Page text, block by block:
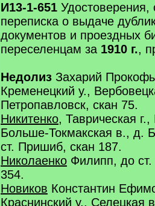
И13-1-651 Удостоверения,
переписка о выдаче
документов и проездных
переселенцам за 1910 г.,
Недолиз Захарий
Кременецкий у.,
Петропавловск, скан 75.
Никитенко, Таврическая
Больше-Токмакская в., д.
ст. Пришиб, скан 187.
Николаенко Филипп, до ст.
354.
Новиков Константин
Краснинский у., Селецкая